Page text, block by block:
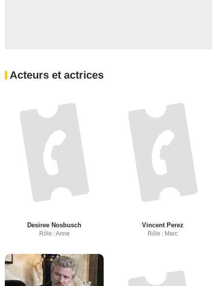
Acteurs et actrices
Desiree Nosbusch
Rôle : Anne
Vincent Perez
Rôle : Marc